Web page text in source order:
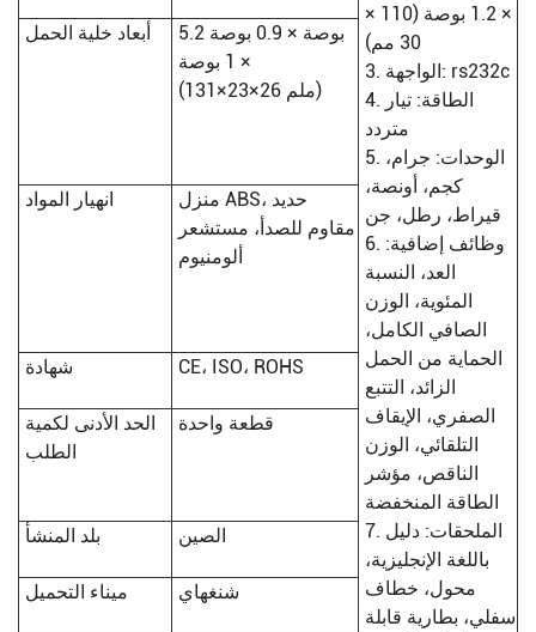
× 1.2 بوصة (110 ×
30 مم)
3. الواجهة: rs232c
4. الطاقة: تيار
متردد
5. الوحدات: جرام،
كجم، أونصة،
قيراط، رطل، جن
6. وظائف إضافية:
العد، النسبة
المئوية، الوزن
الصافي الكامل،
الحماية من الحمل
الزائد، التتبع
الصفري، الإيقاف
التلقائي، الوزن
الناقص، مؤشر
الطاقة المنخفضة
7. الملحقات: دليل
باللغة الإنجليزية،
محول، خطاف
سفلي، بطارية قابلة
أبعاد خلية الحمل
5.2 بوصة × 0.9 بوصة
× 1 بوصة
(131×23×26 ملم)
انهيار المواد
منزل ABS، حديد
مقاوم للصدأ، مستشعر
ألومنيوم
شهادة CE، ISO، ROHS
الحد الأدنى لكمية
الطلب
قطعة واحدة
بلد المنشأ الصين
ميناء التحميل شنغهاي